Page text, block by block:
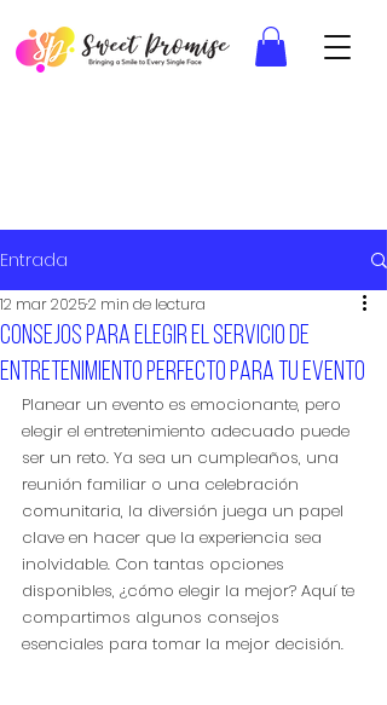
Entrada
Consejos para elegir el servicio de
entretenimiento perfecto para tu evento
12 mar 20252 min de lectura
Planear un evento es emocionante, pero
elegir el entretenimiento adecuado puede
ser un reto. Ya sea un cumpleaños, una
reunión familiar o una celebración
comunitaria, la diversión juega un papel
clave en hacer que la experiencia sea
inolvidable. Con tantas opciones
disponibles, ¿cómo elegir la mejor? Aquí te
compartimos algunos consejos
esenciales para tomar la mejor decisión.